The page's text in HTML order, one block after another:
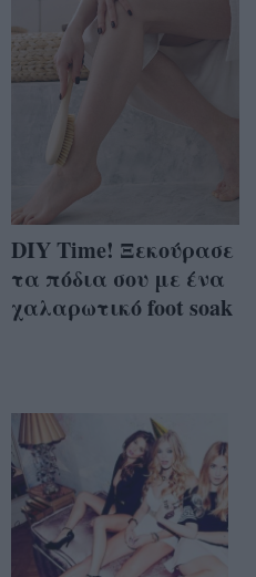
DIY Time! Ξεκούρασε
τα πόδια σου με ένα
χαλαρωτικό foot soak